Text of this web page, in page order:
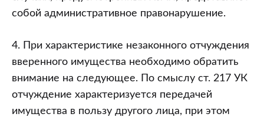
собой административное правонарушение.
4. При характеристике незаконного отчуждения
вверенного имущества необходимо обратить
внимание на следующее. По смыслу ст. 217 УК
отчуждение характеризуется передачей
имущества в пользу другого лица, при этом